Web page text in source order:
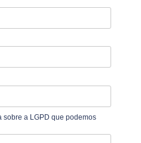
sobre a LGPD que podemos